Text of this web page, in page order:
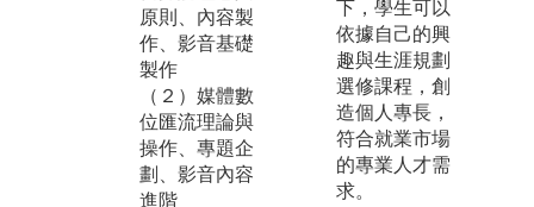
原則、內容製
作、影音基礎
製作
（２）媒體數
位匯流理論與
操作、專題企
劃、影音內容
進階
8年元月實習媒
體全面改版，
新的平台，編
採作品、專訪
與人物報導、
電子書與影音
製作等，皆在
《銘報MOL》
下，學生可以
依據自己的興
趣與生涯規劃
選修課程，創
造個人專長，
符合就業市場
的專業人才需
求。